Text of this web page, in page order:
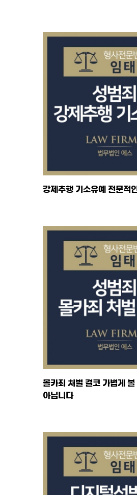
강제추행 기소유예 전문적
몰카죄 처벌 결코 가볍게 볼
아닙니다